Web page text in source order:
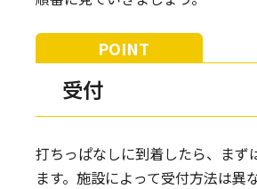
受付
打ちっぱなしに到着したら、まず
ます。施設によって受付方法は異